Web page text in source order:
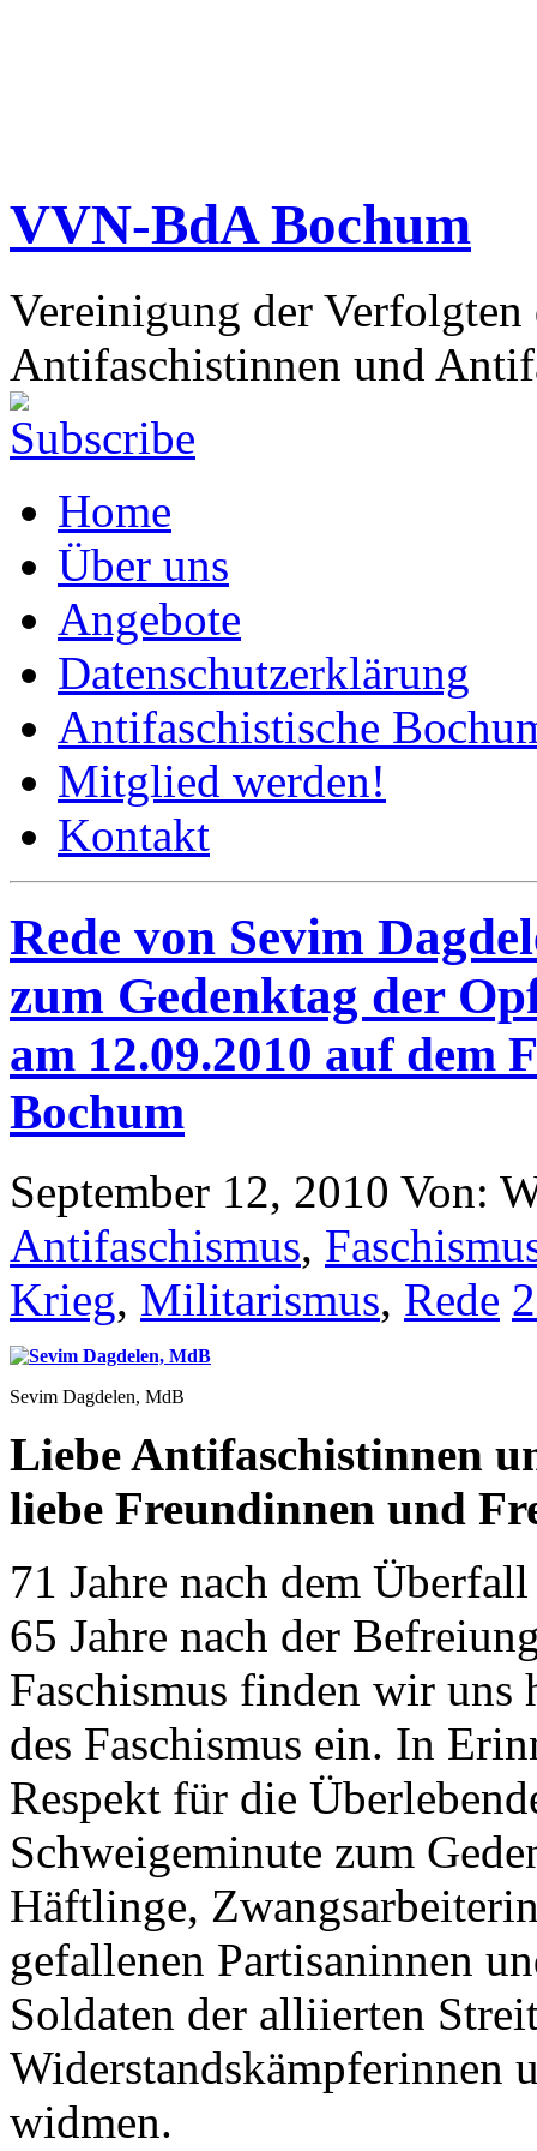
VVN-BdA Bochum
Vereinigung der
Antifaschistinnen und
Home
Über uns
Angebote
Datenschutzerklärung
Antifaschistische
Mitglied werden!
Kontakt
Rede von Sevim
zum Gedenktag der
am 12.09.2010 auf dem
Bochum
September 12, 2010 Von:
Antifaschismus,
Krieg, Militarismus, Rede
Liebe Antifaschistinnen
liebe Freundinnen und
71 Jahre nach dem
65 Jahre nach der
Faschismus finden wir uns
des Faschismus ein. In
Respekt für die
Schweigeminute zum
Häftlinge,
gefallenen Partisaninnen
Soldaten der alliierten
Widerstandskämpferinnen